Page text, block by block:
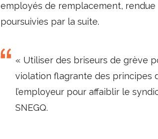
employés de remplacement,
poursuivies par la suite.
« Utiliser des briseurs de grève
violation flagrante des principes
l’employeur pour affaiblir le
SNEGQ.